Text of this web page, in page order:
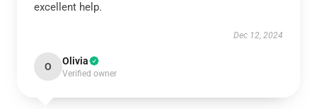
excellent help.
Dec 12, 2024
O Olivia
Verified owner